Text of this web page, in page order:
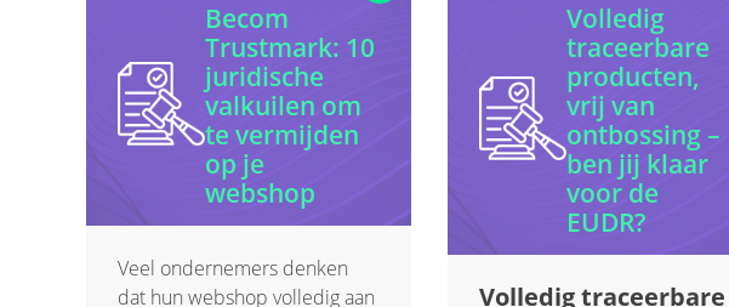
Replays Academy
Becom
Trustmark: 10
juridische
valkuilen om
te vermijden
op je
webshop
Veel ondernemers denken
dat hun webshop volledig aan
Volledig
traceerbare
producten,
vrij van
ontbossing –
ben jij klaar
voor de
EUDR?
Volledig traceerbare